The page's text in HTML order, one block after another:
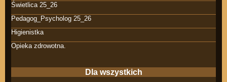
Świetlica 25_26
Pedagog_Psycholog 25_26
Higienistka
Opieka zdrowotna.
Dla wszystkich